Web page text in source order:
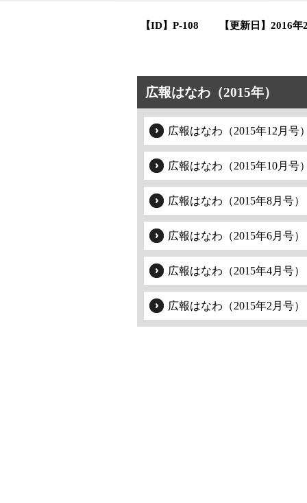
【ID】 P-108 【更新日】 2016年
広報はなわ（2015年）
広報はなわ（2015年12月号
広報はなわ（2015年10月号
広報はなわ（2015年8月号）
広報はなわ（2015年6月号）
広報はなわ（2015年4月号）
広報はなわ（2015年2月号）